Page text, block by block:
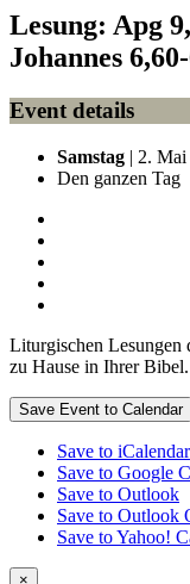
Lesung: Apg
Johannes
Event details
Samstag | 2.
Den ganzen Tag
Liturgischen Lesungen
zu Hause in Ihrer Bibel.
Save Event to Calendar
Save to iCalendar
Save to Google
Save to Outlook
Save to Outlook
Save to Yahoo!
×